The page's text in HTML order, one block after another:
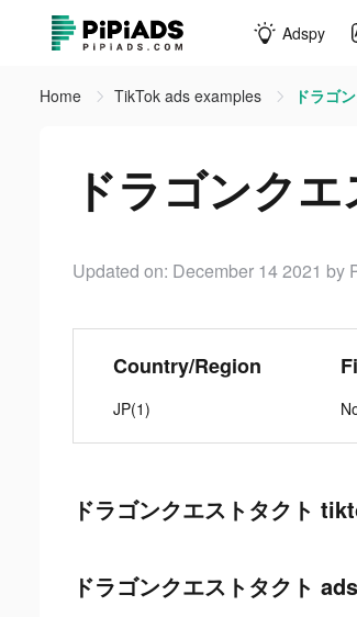
Adspy
Home TikTok ads examples ドラゴ
ドラゴンク
Updated on: December 14 2021 by
Country/Region
JP(1)
ドラゴンクエストタクト
ドラゴンクエストタクト